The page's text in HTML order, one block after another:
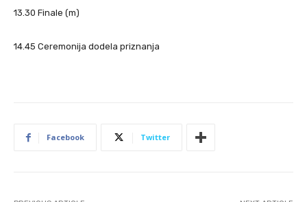
13.30 Finale (m)
14.45 Ceremonija dodela priznanja
Facebook Twitter